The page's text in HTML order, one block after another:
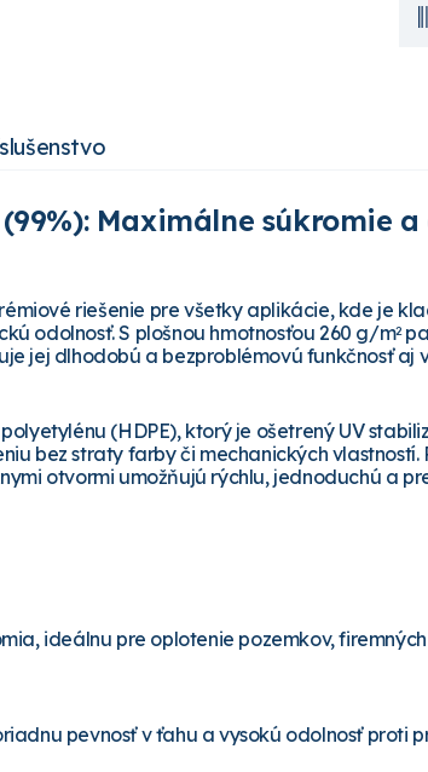
(99%): Maximálne súkromie
riešenie pre všetky aplikácie, kde je
odolnosť. S plošnou hmotnosťou 260 g/m2
jej dlhodobú a bezproblémovú funkčnosť aj
(HDPE), ktorý je ošetrený UV
bez straty farby či mechanických vlastností.
otvormi umožňujú rýchlu, jednoduchú a
ideálnu pre oplotenie pozemkov,
pevnosť v ťahu a vysokú odolnosť proti